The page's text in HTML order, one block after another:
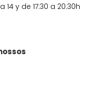
14 y de 17:30 a 20:30h